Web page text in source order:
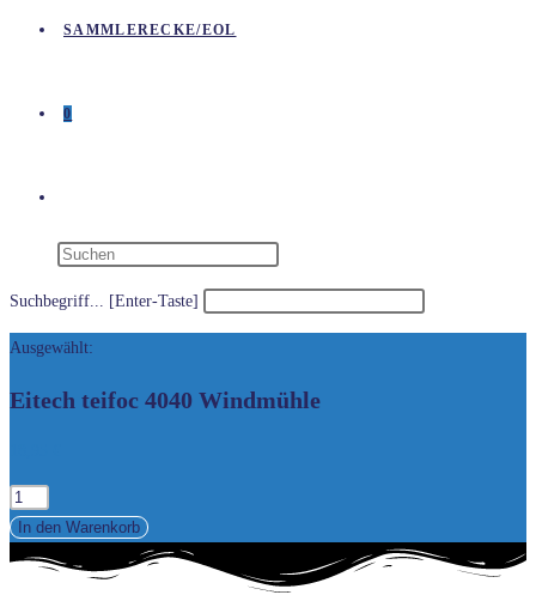
SAMMLERECKE/EOL
0
Suchbegriff... [Enter-Taste]
Ausgewählt:
Eitech teifoc 4040 Windmühle
Eitech
teifoc
4040
In den Warenkorb